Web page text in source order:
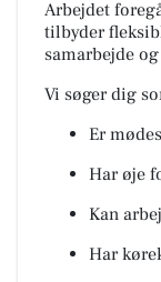
Arbejdet
tilbyder
samarbejde
Vi søger dig
Er
Har øje
Kan
Har